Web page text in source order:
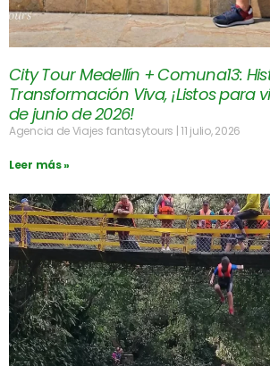
City Tour Medellín + Comuna13:
Transformación Viva, ¡Listos para
de junio de 2026!
Agencia de Viajes fantasytours 11 julio, 2026
Leer más »